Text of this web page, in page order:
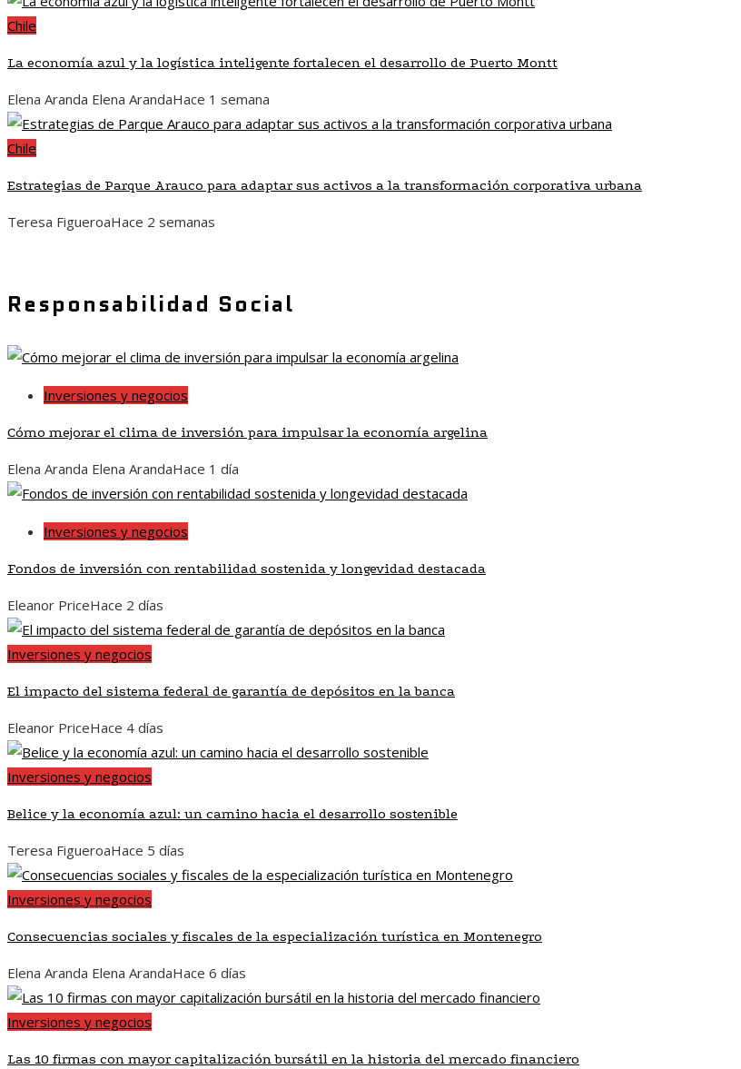
Chile
La economía azul y la logística inteligente fortalecen el desarrollo de Puerto Montt
Elena Aranda Elena ArandaHace 1 semana
Chile
Estrategias de Parque Arauco para adaptar sus activos a la transformación corporativa urbana
Teresa FigueroaHace 2 semanas
Responsabilidad Social
Inversiones y negocios
Cómo mejorar el clima de inversión para impulsar la economía argelina
Elena Aranda Elena ArandaHace 1 día
Inversiones y negocios
Fondos de inversión con rentabilidad sostenida y longevidad destacada
Eleanor PriceHace 2 días
Inversiones y negocios
El impacto del sistema federal de garantía de depósitos en la banca
Eleanor PriceHace 4 días
Inversiones y negocios
Belice y la economía azul: un camino hacia el desarrollo sostenible
Teresa FigueroaHace 5 días
Inversiones y negocios
Consecuencias sociales y fiscales de la especialización turística en Montenegro
Elena Aranda Elena ArandaHace 6 días
Inversiones y negocios
Las 10 firmas con mayor capitalización bursátil en la historia del mercado financiero